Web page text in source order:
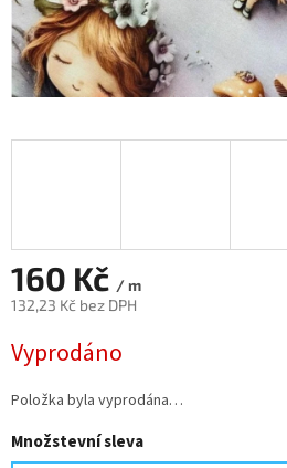
160 Kč / m
132,23 Kč bez DPH
cena:
Vyprodáno
Položka byla vyprodána…
Množstevní sleva